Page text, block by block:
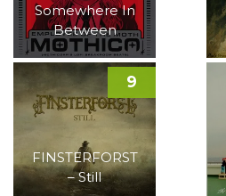
Somewhere In
Between
FINSTERFORST
– Still
9